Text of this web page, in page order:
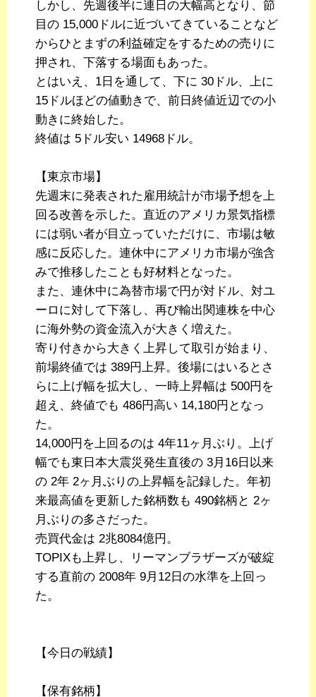
しかし、先週後半に連日の大幅高となり、節
目の 15,000ドルに近づいてきていることなど
からひとまずの利益確定をするための売りに
押され、下落する場面もあった。
とはいえ、1日を通して、下に 30ドル、上に
15ドルほどの値動きで、前日終値近辺での小
動きに終始した。
終値は 5ドル安い 14968ドル。
【東京市場】
先週末に発表された雇用統計が市場予想を上
回る改善を示した。直近のアメリカ景気指標
には弱い者が目立っていただけに、市場は敏
感に反応した。連休中にアメリカ市場が強含
みで推移したことも好材料となった。
また、連休中に為替市場で円が対ドル、対ユ
ーロに対して下落し、再び輸出関連株を中心
に海外勢の資金流入が大きく増えた。
寄り付きから大きく上昇して取引が始まり、
前場終値では 389円上昇。後場にはいるとさ
らに上げ幅を拡大し、一時上昇幅は 500円を
超え、終値でも 486円高い 14,180円となっ
た。
14,000円を上回るのは 4年11ヶ月ぶり。上げ
幅でも東日本大震災発生直後の 3月16日以来
の 2年 2ヶ月ぶりの上昇幅を記録した。年初
来最高値を更新した銘柄数も 490銘柄と 2ヶ
月ぶりの多さだった。
売買代金は 2兆8084億円。
TOPIXも上昇し、リーマンブラザーズが破綻
する直前の 2008年 9月12日の水準を上回っ
た。
【今日の戦績】
【保有銘柄】